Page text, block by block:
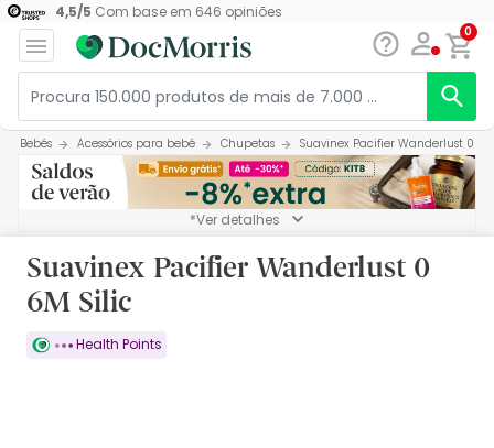
4,5/5 Com base em 646 opiniões
0
Bebés Acessórios para bebé Chupetas Suavinex Pacifier Wanderlust 0
*Ver detalhes
Suavinex Pacifier Wanderlust 0
6M Silic
Health Points